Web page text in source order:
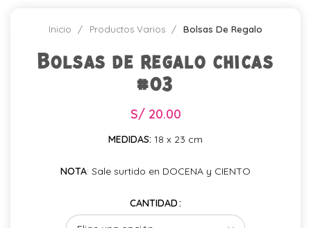
Inicio Productos Varios Bolsas De Regalo
Bolsas de regalo chicas
#03
S/20.00
MEDIDAS: 18 x 23 cm
NOTA: Sale surtido en DOCENA y CIENTO
CANTIDAD